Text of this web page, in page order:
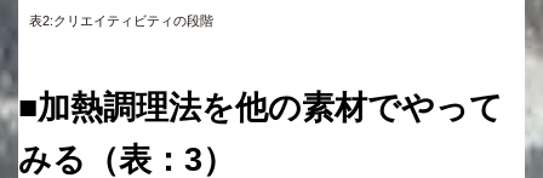
表2:クリエイティビティの段階
■加熱調理法を他の素材でやって
みる（表：3）